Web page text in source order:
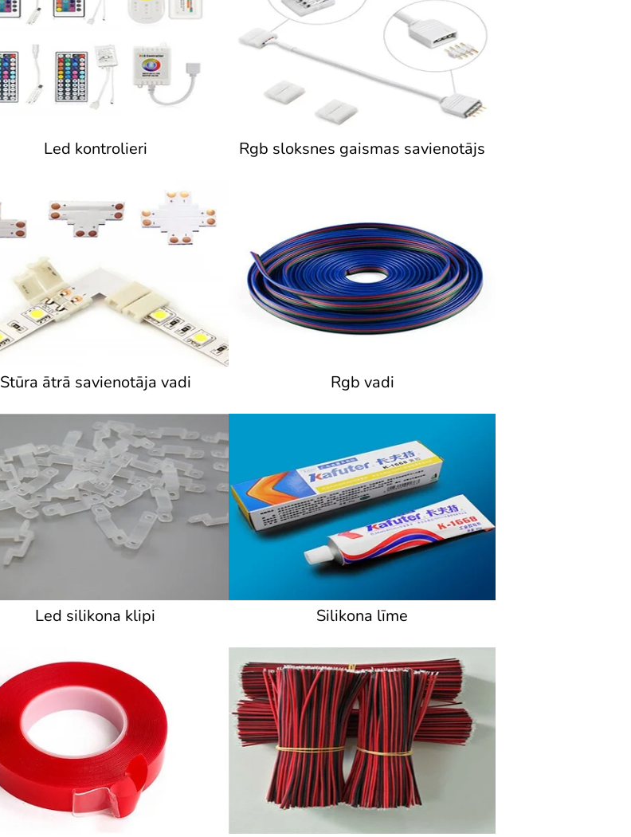
Led kontrolieri Rgb sloksnes gaismas savienotājs
Stūra ātrā savienotāja vadi Rgb vadi
Led silikona klipi Silikona līme